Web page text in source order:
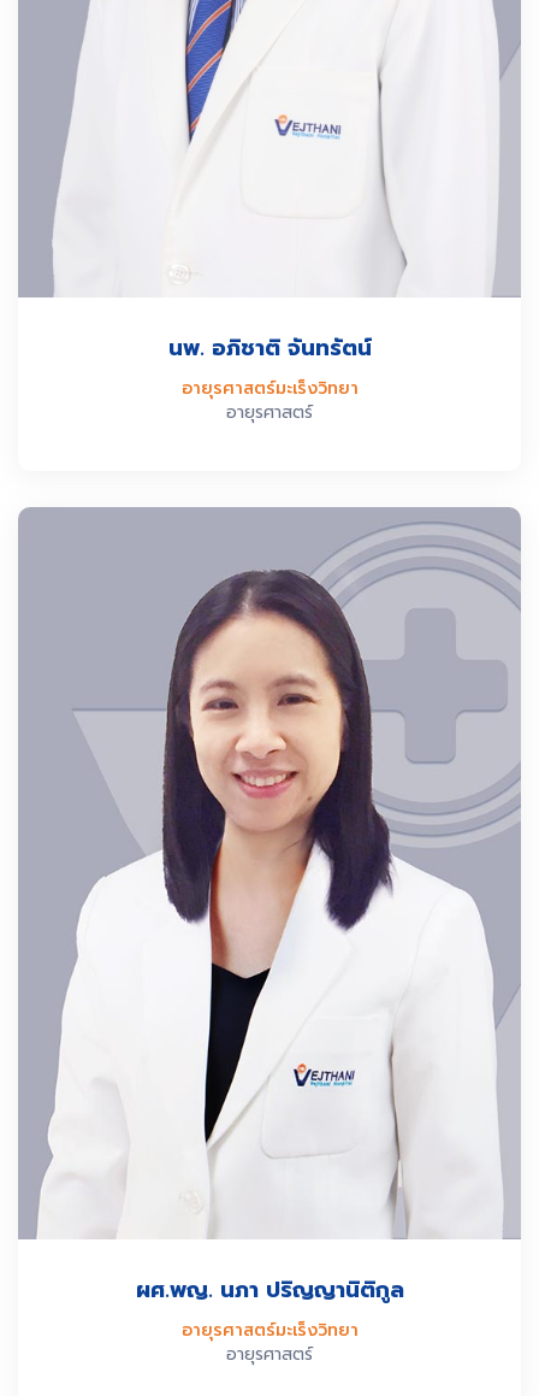
นพ. อภิชาติ จันทรัตน์
อายุรศาสตร์มะเร็งวิทยา
อายุรศาสตร์
ผศ.พญ. นภา ปริญญานิติกูล
อายุรศาสตร์มะเร็งวิทยา
อายุรศาสตร์